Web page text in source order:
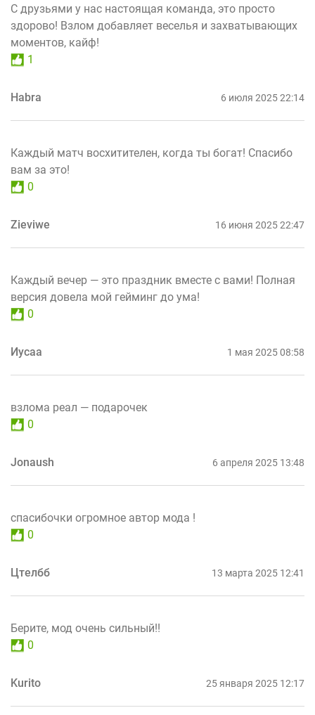
С друзьями у нас настоящая команда, это просто
здорово! Взлом добавляет веселья и захватывающих
моментов, кайф!
1
Habra 6 июля 2025 22:14
Каждый матч восхитителен, когда ты богат! Спасибо
вам за это!
0
Zieviwe 16 июня 2025 22:47
Каждый вечер — это праздник вместе с вами! Полная
версия довела мой гейминг до ума!
0
Иусаа 1 мая 2025 08:58
взлома реал — подарочек
0
Jonaush 6 апреля 2025 13:48
спасибочки огромное автор мода !
0
Цтелбб 13 марта 2025 12:41
Берите, мод очень сильный!!
0
Kurito 25 января 2025 12:17